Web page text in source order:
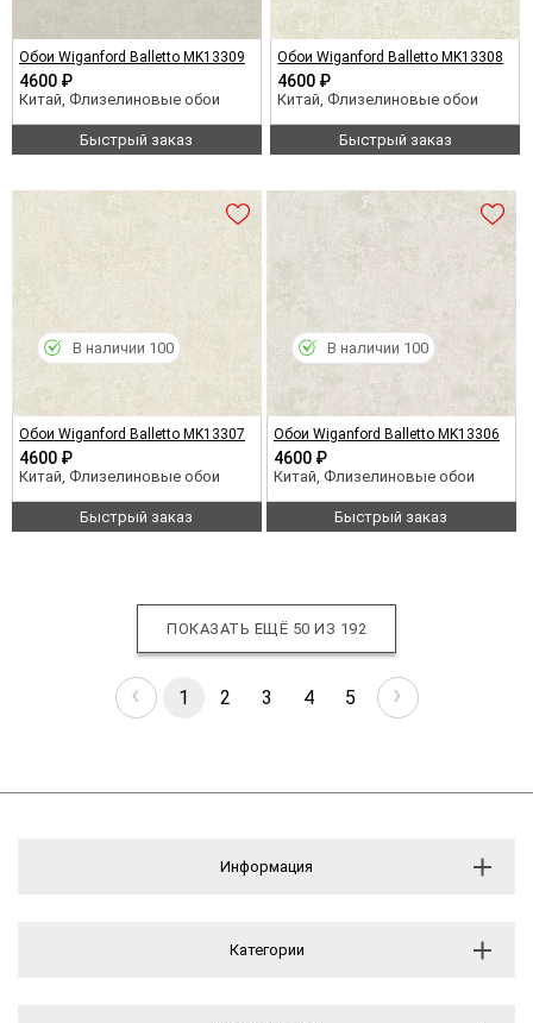
Обои Wiganford Balletto MK13309
4600 ₽
Китай, Флизелиновые обои
Быстрый заказ
Обои Wiganford Balletto MK13308
4600 ₽
Китай, Флизелиновые обои
Быстрый заказ
Обои Wiganford Balletto MK13307
4600 ₽
Китай, Флизелиновые обои
Быстрый заказ
В наличии 100
Обои Wiganford Balletto MK13306
4600 ₽
Китай, Флизелиновые обои
Быстрый заказ
В наличии 100
ПОКАЗАТЬ ЕЩЁ 50 ИЗ 192
‹ 1 2 3 4 5 ›
Информация
Категории